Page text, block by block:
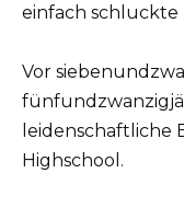
einfach schluckte
Vor
leidenschaftliche
Highschool.